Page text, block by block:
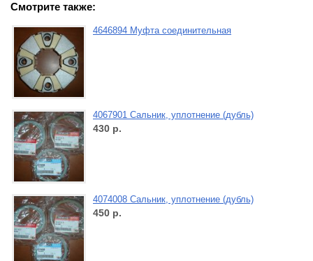
Смотрите также:
4646894 Муфта соединительная
4067901 Сальник, уплотнение (дубль)
430 р.
4074008 Сальник, уплотнение (дубль)
450 р.